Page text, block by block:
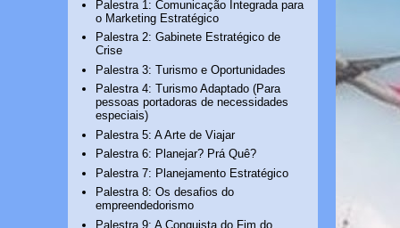
Palestra 1: Comunicação Integrada para
o Marketing Estratégico
Palestra 2: Gabinete Estratégico de
Crise
Palestra 3: Turismo e Oportunidades
Palestra 4: Turismo Adaptado (Para
pessoas portadoras de necessidades
especiais)
Palestra 5: A Arte de Viajar
Palestra 6: Planejar? Prá Quê?
Palestra 7: Planejamento Estratégico
Palestra 8: Os desafios do
empreendedorismo
Palestra 9: A Conquista do Fim do